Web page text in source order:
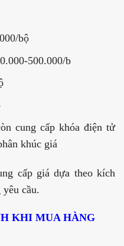
bộ
500.000/b
cung cấp khóa điện tử
khúc giá
cấp giá dựa theo kích
cầu.
KHI MUA HÀNG